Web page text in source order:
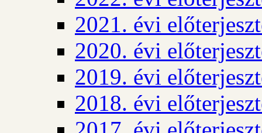
2021. évi
2020. évi
2019. évi
2018. évi